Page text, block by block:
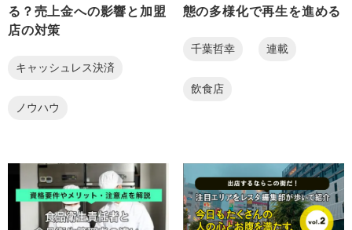
る？売上金への影響と加盟
店の対策
キャッシュレス決済
ノウハウ
態の多様化で再生を進める
千葉哲幸 連載
飲食店